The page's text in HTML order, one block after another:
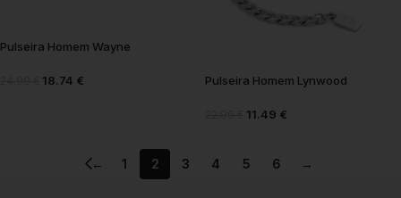
Pulseira Homem Wayne
18.74 € Pulseira Homem Lynwood
11.49 €
← 1 2 3 4 5 6 →